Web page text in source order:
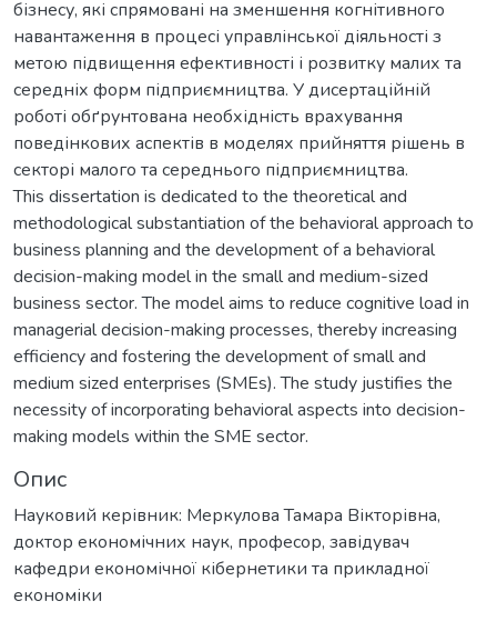
бізнесу, які спрямовані на зменшення когнітивного
навантаження в процесі управлінської діяльності з
метою підвищення ефективності і розвитку малих та
середніх форм підприємництва. У дисертаційній
роботі обґрунтована необхідність врахування
поведінкових аспектів в моделях прийняття рішень в
секторі малого та середнього підприємництва.
This dissertation is dedicated to the theoretical and
methodological substantiation of the behavioral approach to
business planning and the development of a behavioral
decision-making model in the small and medium-sized
business sector. The model aims to reduce cognitive load in
managerial decision-making processes, thereby increasing
efficiency and fostering the development of small and
medium sized enterprises (SMEs). The study justifies the
necessity of incorporating behavioral aspects into decision-
making models within the SME sector.
Опис
Науковий керівник: Меркулова Тамара Вікторівна,
доктор економічних наук, професор, завідувач
кафедри економічної кібернетики та прикладної
економіки